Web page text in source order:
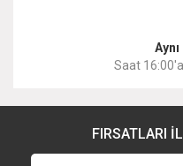
Saat
FIRSATLARI